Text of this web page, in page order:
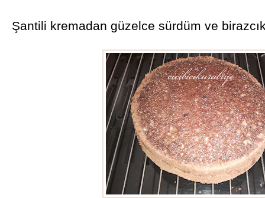
Şantili kremadan güzelce sürdüm ve